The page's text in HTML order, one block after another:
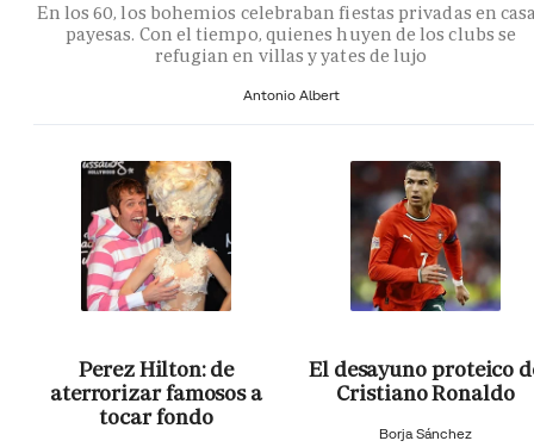
En los 60, los bohemios celebraban fiestas privadas en
payesas. Con el tiempo, quienes huyen de los clubs se
refugian en villas y yates de lujo
Antonio Albert
Perez Hilton: de
aterrorizar famosos a
tocar fondo
El desayuno proteico
Cristiano Ronaldo
Borja Sánchez